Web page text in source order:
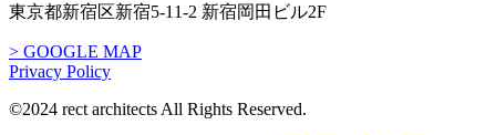
東京都新宿区新宿5-11-2 新宿岡田ビル2F
> GOOGLE MAP
Privacy Policy
©2024 rect architects All Rights Reserved.